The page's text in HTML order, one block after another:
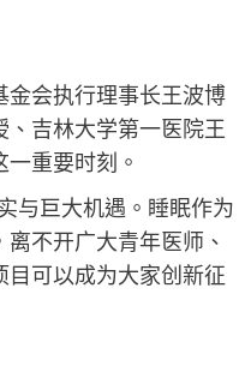
金会执行理事长王波博
吉林大学第一医院王
重要时刻。
与巨大机遇。睡眠作为
不开广大青年医师、
可以成为大家创新征